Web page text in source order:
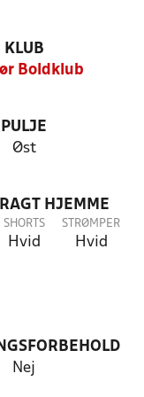
KLUB
Boldklub
PULJE
Øst
HJEMME
SHORTS
Hvid
STRØMPER
Hvid
Nej